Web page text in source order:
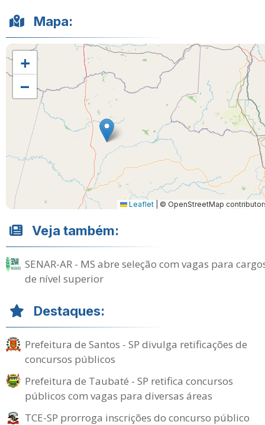
Mapa:
+
−
Leaflet © OpenStreetMap
Veja também:
SENAR-AR - MS abre seleção com vagas para
de nível superior
Destaques:
Prefeitura de Santos - SP divulga retificações de
concursos públicos
Prefeitura de Taubaté - SP retifica concursos
públicos com vagas para diversas áreas
TCE-SP prorroga inscrições do concurso público